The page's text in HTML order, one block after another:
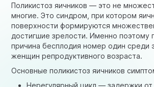
Поликистоз яичников — это не
многие. Это синдром, при котором
поверхности формируются
достигшие зрелости. Именно поэтому
причина бесплодия номер один среди
женщин репродуктивного возраста.
Основные поликистоз яичников